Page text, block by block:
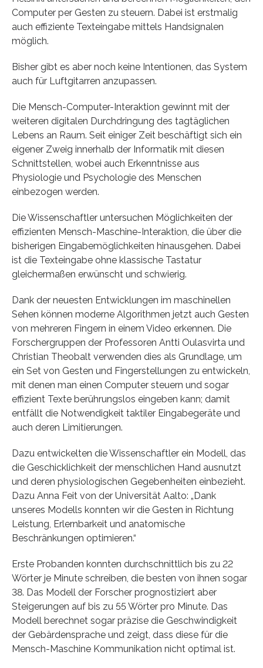
Computer per Gesten zu steuern. Dabei ist erstmalig
auch effiziente Texteingabe mittels Handsignalen
möglich.
Bisher gibt es aber noch keine Intentionen, das System
auch für Luftgitarren anzupassen.
Die Mensch-Computer-Interaktion gewinnt mit der
weiteren digitalen Durchdringung des tagtäglichen
Lebens an Raum. Seit einiger Zeit beschäftigt sich ein
eigener Zweig innerhalb der Informatik mit diesen
Schnittstellen, wobei auch Erkenntnisse aus
Physiologie und Psychologie des Menschen
einbezogen werden.
Die Wissenschaftler untersuchen Möglichkeiten der
effizienten Mensch-Maschine-Interaktion, die über die
bisherigen Eingabemöglichkeiten hinausgehen. Dabei
ist die Texteingabe ohne klassische Tastatur
gleichermaßen erwünscht und schwierig.
Dank der neuesten Entwicklungen im maschinellen
Sehen können moderne Algorithmen jetzt auch Gesten
von mehreren Fingern in einem Video erkennen. Die
Forschergruppen der Professoren Antti Oulasvirta und
Christian Theobalt verwenden dies als Grundlage, um
ein Set von Gesten und Fingerstellungen zu entwickeln,
mit denen man einen Computer steuern und sogar
effizient Texte berührungslos eingeben kann; damit
entfällt die Notwendigkeit taktiler Eingabegeräte und
auch deren Limitierungen.
Dazu entwickelten die Wissenschaftler ein Modell, das
die Geschicklichkeit der menschlichen Hand ausnutzt
und deren physiologischen Gegebenheiten einbezieht.
Dazu Anna Feit von der Universität Aalto: „Dank
unseres Modells konnten wir die Gesten in Richtung
Leistung, Erlernbarkeit und anatomische
Beschränkungen optimieren.“
Erste Probanden konnten durchschnittlich bis zu 22
Wörter je Minute schreiben, die besten von ihnen sogar
38. Das Modell der Forscher prognostiziert aber
Steigerungen auf bis zu 55 Wörter pro Minute. Das
Modell berechnet sogar präzise die Geschwindigkeit
der Gebärdensprache und zeigt, dass diese für die
Mensch-Maschine Kommunikation nicht optimal ist.